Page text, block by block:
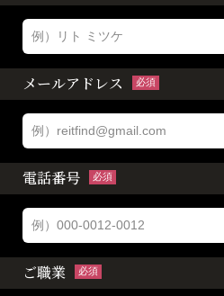
メールアドレス 必須
電話番号 必須
ご職業 必須